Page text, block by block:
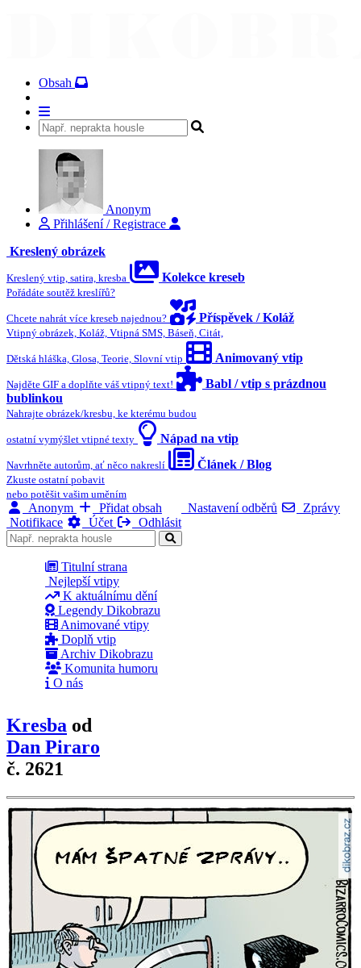
Obsah
Anonym
Přihlášení / Registrace
Kreslený obrázek
Kreslený vtip, satira, kresba Kolekce kreseb
Pořádáte soutěž kreslířů?
Chcete nahrát více kreseb najednou? Příspěvek / Koláž
Vtipný obrázek, Koláž, Vtipná SMS, Báseň, Citát,
Dětská hláška, Glosa, Teorie, Slovní vtip Animovaný vtip
Najděte GIF a doplňte váš vtipný text!
Babl / vtip s prázdnou
bublinkou
Nahrajte obrázek/kresbu, ke kterému budou
ostatní vymýšlet vtipné texty Nápad na vtip
Navrhněte autorům, ať něco nakreslí Článek / Blog
Zkuste ostatní pobavit
nebo potěšit vašim uměním
Anonym Přidat obsah Nastavení odběrů
Zprávy
Notifikace
Účet Odhlásit
Titulní strana
Nejlepší vtipy
K aktuálnímu dění
Legendy Dikobrazu
Animované vtipy
Doplň vtip
Archiv Dikobrazu
Komunita humoru
O nás
Kresba od
Dan Piraro
č. 2621